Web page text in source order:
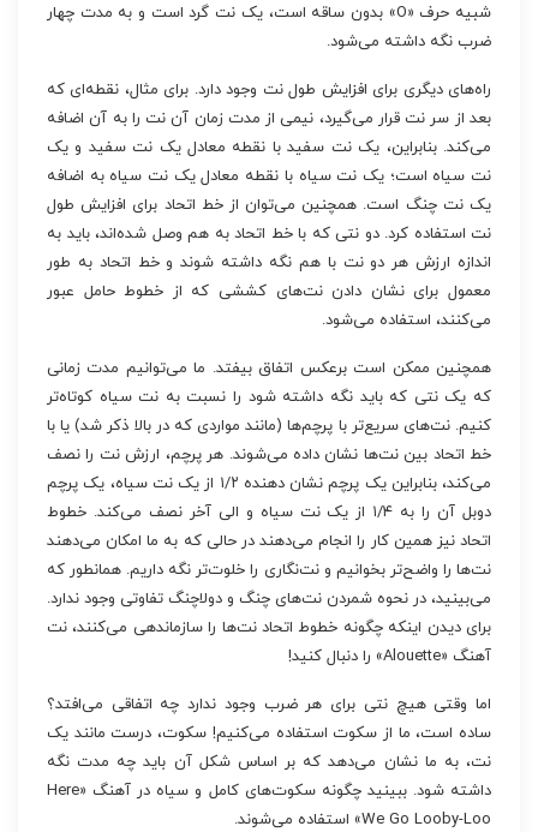
شبیه حرف «O» بدون ساقه است، یک نت گرد است و به مدت چهار
ضرب نگه داشته می‌شود.
راه‌های دیگری برای افزایش طول نت وجود دارد. برای مثال، نقطه‌ای که
بعد از سر نت قرار می‌گیرد، نیمی از مدت زمان آن نت را به آن اضافه
می‌کند. بنابراین، یک نت سفید با نقطه معادل یک نت سفید و یک
نت سیاه است؛ یک نت سیاه با نقطه معادل یک نت سیاه به اضافه
یک نت چنگ است. همچنین می‌توان از خط اتحاد برای افزایش طول
نت استفاده کرد. دو نتی که با خط اتحاد به هم وصل شده‌اند، باید به
اندازه ارزش هر دو نت با هم نگه داشته شوند و خط اتحاد به طور
معمول برای نشان دادن نت‌های کششی که از خطوط حامل عبور
می‌کنند، استفاده می‌شود.
همچنین ممکن است برعکس اتفاق بیفتد. ما می‌توانیم مدت زمانی
که یک نتی که باید نگه داشته شود را نسبت به نت سیاه کوتاه‌تر
کنیم. نت‌های سریع‌تر با پرچم‌ها (مانند مواردی که در بالا ذکر شد) یا با
خط اتحاد بین نت‌ها نشان داده می‌شوند. هر پرچم، ارزش نت را نصف
می‌کند، بنابراین یک پرچم نشان دهنده ۱/۲ از یک نت سیاه، یک پرچم
دوبل آن را به ۱/۴ از یک نت سیاه و الی آخر نصف می‌کند. خطوط
اتحاد نیز همین کار را انجام می‌دهند در حالی که به ما امکان می‌دهند
نت‌ها را واضح‌تر بخوانیم و نت‌نگاری را خلوت‌تر نگه داریم. همانطور که
می‌بینید، در نحوه شمردن نت‌های چنگ و دولاچنگ تفاوتی وجود ندارد.
برای دیدن اینکه چگونه خطوط اتحاد نت‌ها را سازماندهی می‌کنند، نت
آهنگ «Alouette» را دنبال کنید!
اما وقتی هیچ نتی برای هر ضرب وجود ندارد چه اتفاقی می‌افتد؟
ساده است، ما از سکوت استفاده می‌کنیم! سکوت، درست مانند یک
نت، به ما نشان می‌دهد که بر اساس شکل آن باید چه مدت نگه
داشته شود. ببینید چگونه سکوت‌های کامل و سیاه در آهنگ «Here
We Go Looby-Loo» استفاده می‌شوند.